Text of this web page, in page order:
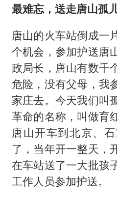
最难忘，送走唐山孤
唐山的火车站倒成一
个机会，参加护送唐
政局长，唐山有数千
危险，没有父母，我
家庄去。今天我们叫
革命的名称，叫做育
唐山开车到北京、
了，当年开一整天，
在车站送了一大批孩
工作人员参加护送。